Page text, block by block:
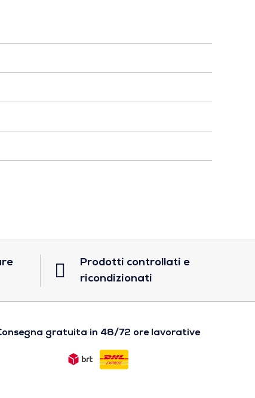
Prodotti controllati e
ricondizionati
gratuita in 48/72 ore lavorative